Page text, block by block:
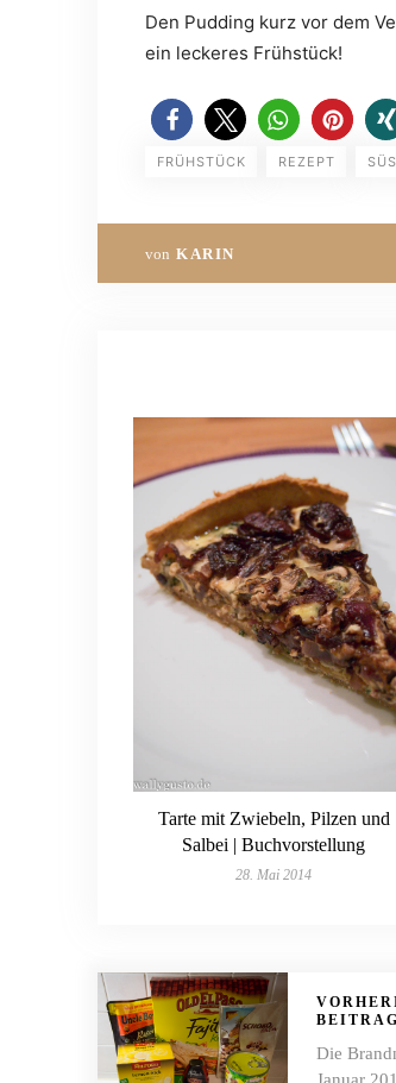
Den Pudding kurz vor dem
ein leckeres Frühstück!
FRÜHSTÜCK REZEPT
von KARIN
Tarte mit Zwiebeln, Pilzen und
Salbei | Buchvorstellung
28. Mai 2014
BEITRAG
Die